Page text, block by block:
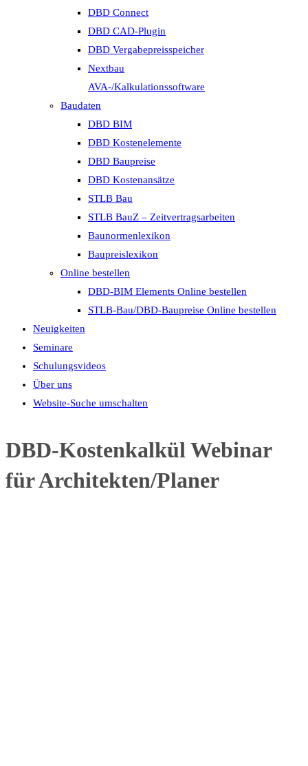
DBD Connect
DBD CAD-Plugin
DBD Vergabepreisspeicher
Nextbau
AVA-/Kalkulationssoftware
Baudaten
DBD BIM
DBD Kostenelemente
DBD Baupreise
DBD Kostenansätze
STLB Bau
STLB BauZ – Zeitvertragsarbeiten
Baunormenlexikon
Baupreislexikon
Online bestellen
DBD-BIM Elements Online bestellen
STLB-Bau/DBD-Baupreise Online bestellen
Neuigkeiten
Seminare
Schulungsvideos
Über uns
Website-Suche umschalten
DBD-Kostenkalkül Webinar
für Architekten/Planer